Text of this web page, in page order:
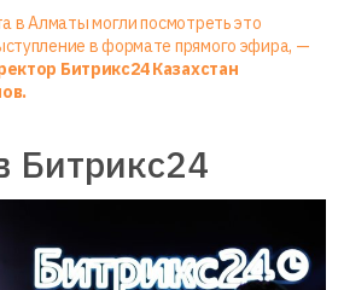
в Алматы могли посмотреть это
в формате прямого эфира, —
Битрикс24 Казахстан
Битрикс24